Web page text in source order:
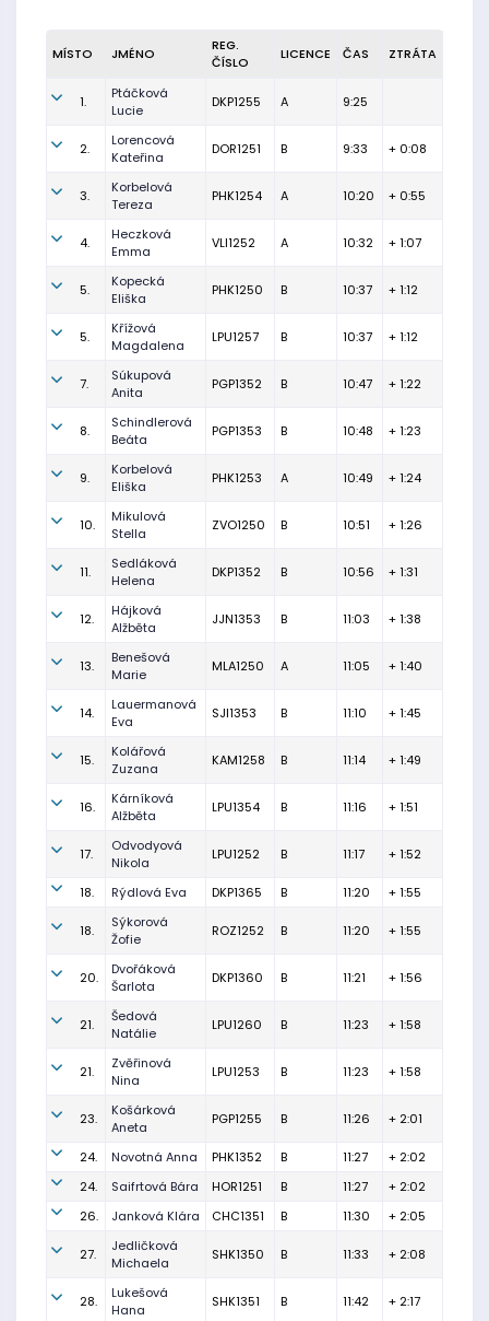
MÍSTO JMÉNO
REG.
ČÍSLO
LICENCE ČAS ZTRÁTA
1.
Ptáčková
Lucie
DKP1255 A 9:25
2.
Lorencová
Kateřina
DOR1251 B 9:33 + 0:08
3.
Korbelová
Tereza
PHK1254 A 10:20 + 0:55
4.
Heczková
Emma
VLI1252 A 10:32 + 1:07
5.
Kopecká
Eliška
PHK1250 B 10:37 + 1:12
5.
Křížová
Magdalena
LPU1257 B 10:37 + 1:12
7.
Súkupová
Anita
PGP1352 B 10:47 + 1:22
8.
Schindlerová
Beáta
PGP1353 B 10:48 + 1:23
9.
Korbelová
Eliška
PHK1253 A 10:49 + 1:24
10.
Mikulová
Stella
ZVO1250 B 10:51 + 1:26
11.
Sedláková
Helena
DKP1352 B 10:56 + 1:31
12.
Hájková
Alžběta
JJN1353 B 11:03 + 1:38
13.
Benešová
Marie
MLA1250 A 11:05 + 1:40
14.
Lauermanová
Eva
SJI1353 B 11:10 + 1:45
15.
Kolářová
Zuzana
KAM1258 B 11:14 + 1:49
16.
Kárníková
Alžběta
LPU1354 B 11:16 + 1:51
17.
Odvodyová
Nikola
LPU1252 B 11:17 + 1:52
18. Rýdlová Eva DKP1365 B 11:20 + 1:55
18.
Sýkorová
Žofie
ROZ1252 B 11:20 + 1:55
20.
Dvořáková
Šarlota
DKP1360 B 11:21 + 1:56
21.
Šedová
Natálie
LPU1260 B 11:23 + 1:58
21.
Zvěřinová
Nina
LPU1253 B 11:23 + 1:58
23.
Košárková
Aneta
PGP1255 B 11:26 + 2:01
24. Novotná Anna PHK1352 B 11:27
+ 2:02
24.
Saifrtová Bára HOR1251 B 11:27
+ 2:02
26.
Janková Klára CHC1351 B 11:30 + 2:05
27.
Jedličková
Michaela
SHK1350 B 11:33 + 2:08
28.
Lukešová
Hana
SHK1351 B 11:42 + 2:17